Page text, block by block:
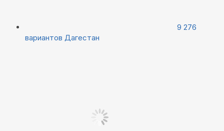
9 276
вариантов Дагестан